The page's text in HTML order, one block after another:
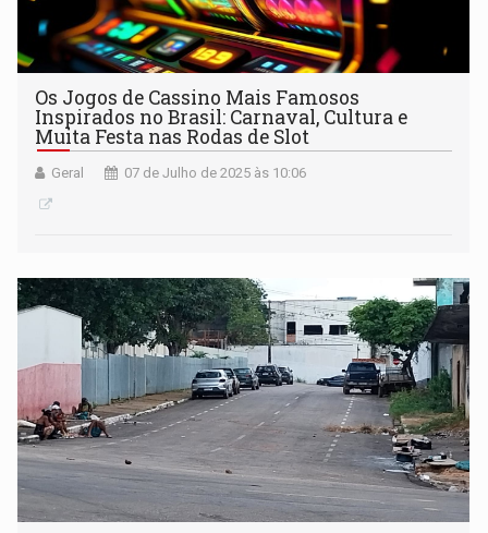
Os Jogos de Cassino Mais Famosos
Inspirados no Brasil: Carnaval, Cultura e
Muita Festa nas Rodas de Slot
Geral 07 de Julho de 2025 às 10:06